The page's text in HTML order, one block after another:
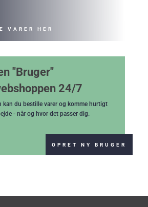
VARER HER
"Bruger"
24/7
kan du bestille varer og komme hurtigt
- når og hvor det passer dig.
OPRET NY BRUGER